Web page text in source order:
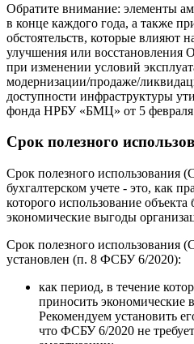
Обратите внимание: элементы
в конце каждого года, а также
обстоятельств, которые влияют
улучшения или
при изменении условий
модернизации/продаже/
доступности инфраструктуры
фонда НРБУ «БМЦ» от 5
Срок полезного
Срок полезного использования
бухгалтерском учете - это, как
которого использование объекта
экономические выгоды
Срок полезного
установлен (п. 8 ФСБУ 6/2020):
как период, в течение
приносить экономические
Рекомендуем установить
что ФСБУ 6/2020 не